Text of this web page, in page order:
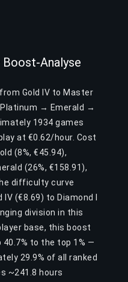
Analyse
Gold IV to Master
→ Emerald →
1934 games
at €0.62/hour. Cost
(8%, €45.94),
(26%, €158.91),
difficulty curve
(€8.69) to Diamond I
division in this
base, this boost
to the top 1% —
29.9% of all ranked
~241.8 hours